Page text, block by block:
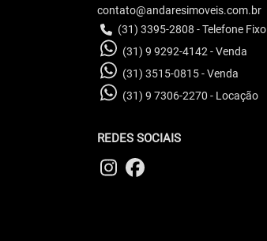
contato@andaresimoveis.com.br
(31) 3395-2808 - Telefone Fixo
(31) 9 9292-4142 - Venda
(31) 3515-0815 - Venda
(31) 9 7306-2270 - Locação
REDES SOCIAIS